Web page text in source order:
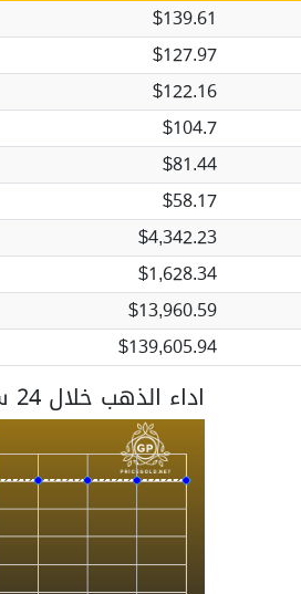
$139.61
$127.97
$122.16
$104.7
$81.44
$58.17
$4,342.23
$1,628.34
$13,960.59
$139,605.94
اداء الذهب خلال 24 ساعة